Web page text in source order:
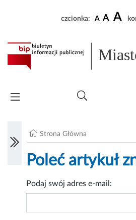
czcionka: A A A
Strona Główna
Poleć artykuł
Podaj swój adres e-mail: